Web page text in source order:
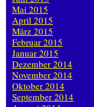
Mai 2015
April 2015
März 2015
Februar 2015
Januar 2015
Dezember 2014
November 2014
Oktober 2014
September 2014